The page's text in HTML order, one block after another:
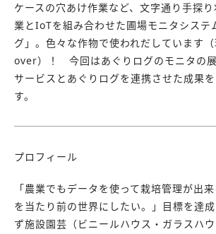
ケースの穴あけ作業など、文字通り手探
業とIoTを組み合わせた圃場モニタシステ
グ」。色々な作物で使われだしています
over）！ 今回はあぐりログのモニタの
サービスとあぐりログを連携させた成果
す。
プロフィール
「農業でもデータを使って栽培管理が出
を当たり前の世界にしたい。」目標を達
ず施設園芸（ビニールハウス・ガラスハ